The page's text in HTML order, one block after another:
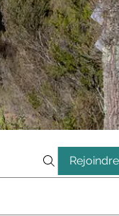
Rejoindre